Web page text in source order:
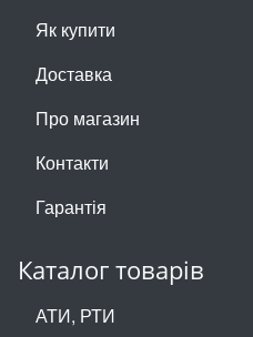
Як купити
Доставка
Про магазин
Контакти
Гарантія
Каталог товарів
АТИ, РТИ